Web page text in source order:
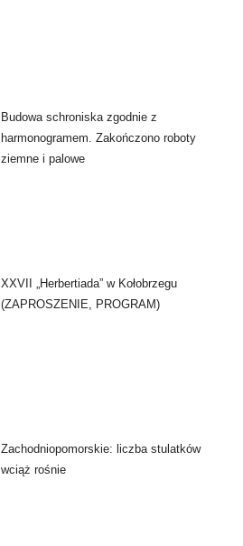
Budowa schroniska zgodnie z
harmonogramem. Zakończono roboty
ziemne i palowe
XXVII „Herbertiada” w Kołobrzegu
(ZAPROSZENIE, PROGRAM)
Zachodniopomorskie: liczba stulatków
wciąż rośnie